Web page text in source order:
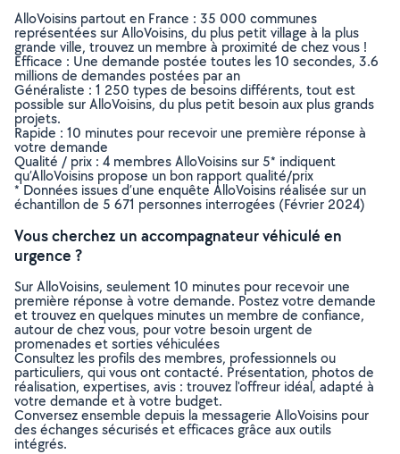
AlloVoisins partout en France : 35 000 communes
représentées sur AlloVoisins, du plus petit village à la plus
grande ville, trouvez un membre à proximité de chez vous !
Efficace : Une demande postée toutes les 10 secondes, 3.6
millions de demandes postées par an
Généraliste : 1 250 types de besoins différents, tout est
possible sur AlloVoisins, du plus petit besoin aux plus grands
projets.
Rapide : 10 minutes pour recevoir une première réponse à
votre demande
Qualité / prix : 4 membres AlloVoisins sur 5* indiquent
qu’AlloVoisins propose un bon rapport qualité/prix
* Données issues d’une enquête AlloVoisins réalisée sur un
échantillon de 5 671 personnes interrogées (Février 2024)
Vous cherchez un accompagnateur véhiculé en
urgence ?
Sur AlloVoisins, seulement 10 minutes pour recevoir une
première réponse à votre demande. Postez votre demande
et trouvez en quelques minutes un membre de confiance,
autour de chez vous, pour votre besoin urgent de
promenades et sorties véhiculées
Consultez les profils des membres, professionnels ou
particuliers, qui vous ont contacté. Présentation, photos de
réalisation, expertises, avis : trouvez l'offreur idéal, adapté à
votre demande et à votre budget.
Conversez ensemble depuis la messagerie AlloVoisins pour
des échanges sécurisés et efficaces grâce aux outils
intégrés.